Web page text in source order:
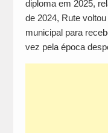
diploma em 2025,
de 2024, Rute
municipal para
vez pela época